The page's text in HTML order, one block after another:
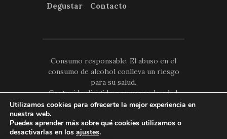
Degustar
Contacto
Consumo responsable. El abuso en el
consumo de alcohol conlleva un riesgo
para su salud.
Contenido dirigido a mayores de edad.
No reenviar ni compartir con menores de
© Consejo Regulador "D.O. La
Mancha" - Diseño y Desarrollo por
Utilizamos cookies para ofrecerte la mejor experiencia en
nuestra web.
Puedes aprender más sobre qué cookies utilizamos o
desactivarlas en los ajustes.